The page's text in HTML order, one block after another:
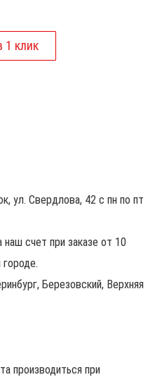
ул. Свердлова, 42 с пн по пт
наш счет при заказе от 10
Березовский, Верхняя
производиться при